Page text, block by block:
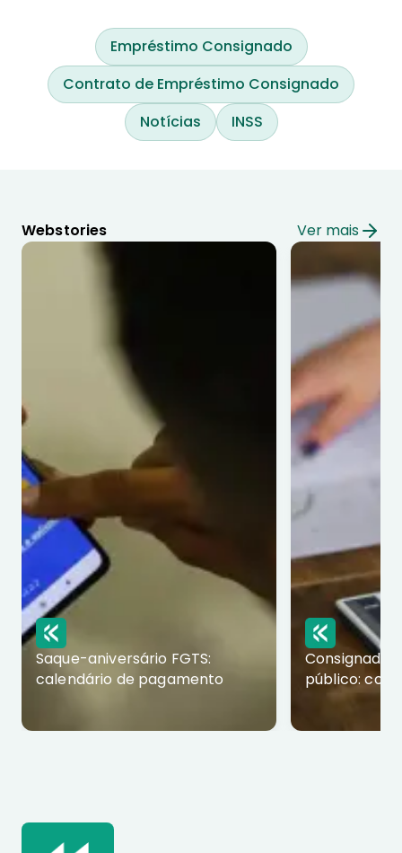
Empréstimo Consignado
Contrato de Empréstimo Consignado
Notícias
INSS
Webstories Ver mais
Saque-aniversário FGTS:
calendário de pagamento
Consignado
público: